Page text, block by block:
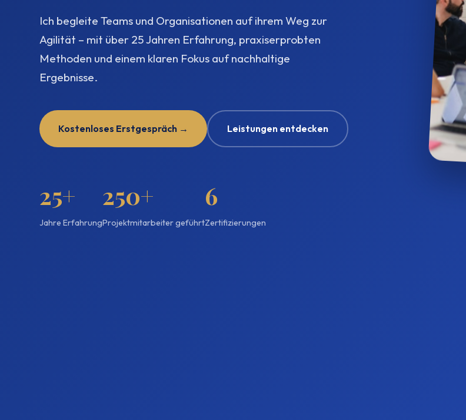
Ich begleite Teams und Organisationen auf ihrem Weg zur
Agilität – mit über 25 Jahren Erfahrung, praxiserprobten
Methoden und einem klaren Fokus auf nachhaltige
Ergebnisse.
Kostenloses Erstgespräch → Leistungen entdecken
25+
Jahre Erfahrung
250+
Projektmitarbeiter geführt
6
Zertifizierungen